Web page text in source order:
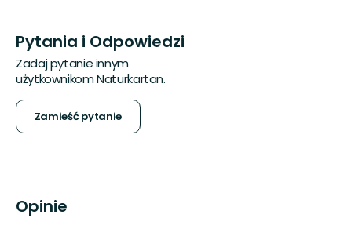
Pytania i Odpowiedzi
Zadaj pytanie innym
użytkownikom Naturkartan.
Zamieść pytanie
Opinie